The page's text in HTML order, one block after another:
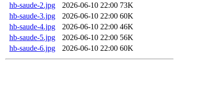
hb-saude-2.jpg
2026-06-10 22:00 73K
hb-saude-3.jpg
2026-06-10 22:00 60K
hb-saude-4.jpg
2026-06-10 22:00 46K
hb-saude-5.jpg
2026-06-10 22:00 56K
hb-saude-6.jpg
2026-06-10 22:00 60K